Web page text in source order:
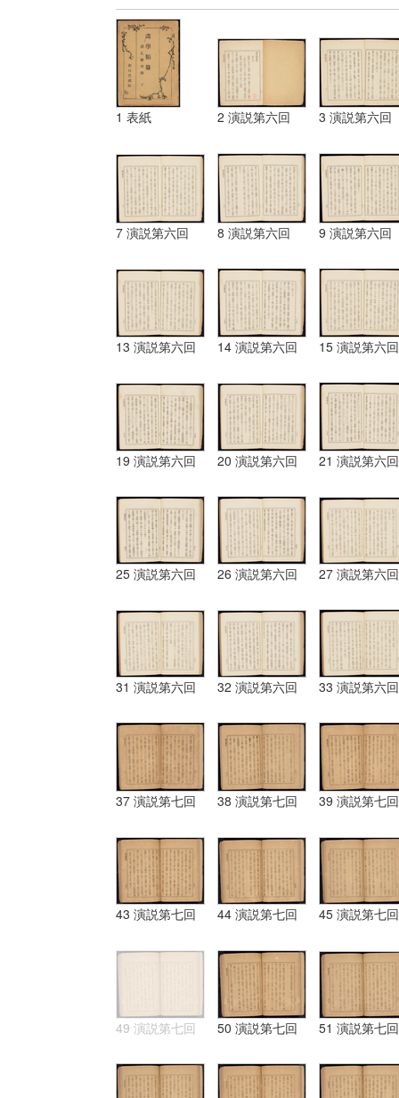
1 表紙 2 演説第六回 3 演説第六回
7 演説第六回 8 演説第六回 9 演説第六回
13 演説第六回 14 演説第六回 15 演説第六回
19 演説第六回 20 演説第六回 21 演説第六回
25 演説第六回 26 演説第六回 27 演説第六回
31 演説第六回 32 演説第六回 33 演説第六回
37 演説第七回 38 演説第七回 39 演説第七回
43 演説第七回 44 演説第七回 45 演説第七回
49 演説第七回 50 演説第七回 51 演説第七回